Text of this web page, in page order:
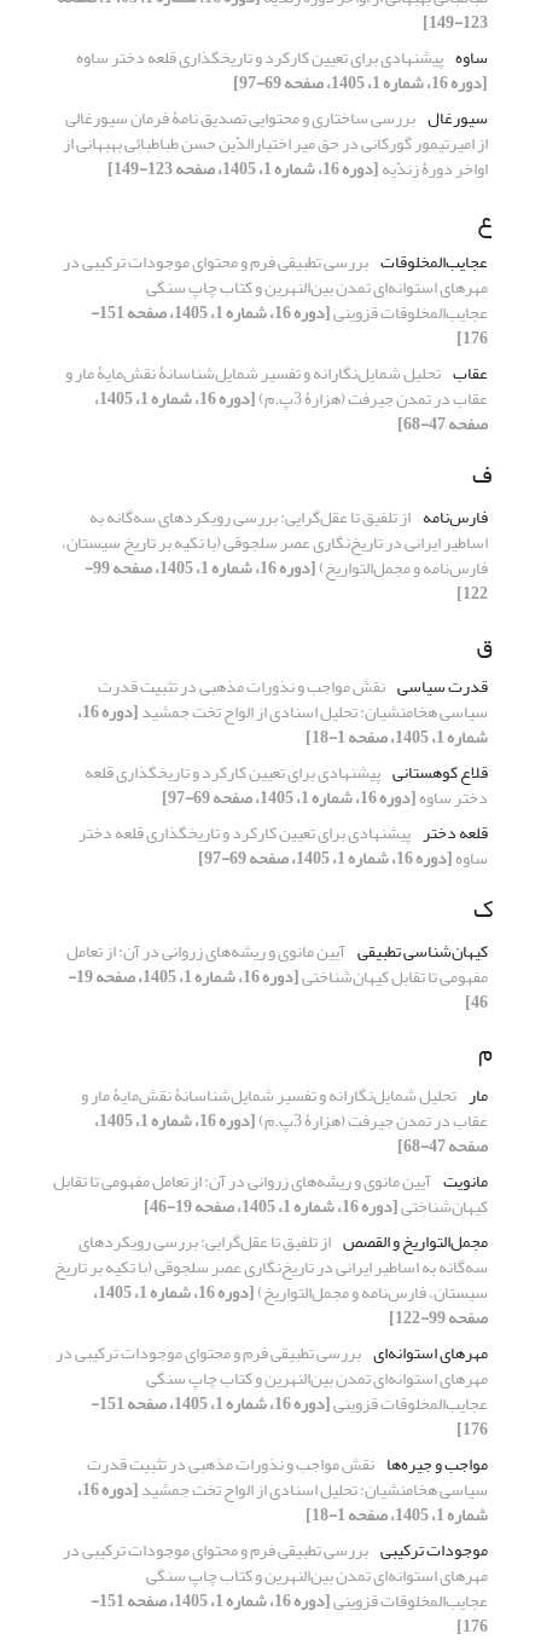
123-149]
ساوه پیشنهادی برای تعیین کارکرد و تاریخگذاری قلعه دختر ساوه
[دوره 16، شماره 1، 1405، صفحه 69-97]
سیورغال بررسی ساختاری و محتوایی تصدیق نامۀ فرمان سیورغالی
از امیرتیمور گورکانی در حق میر اختیارالدّین حسن طباطبائی بهبهانی از
اواخر دورۀ زندّیه[دوره 16، شماره 1، 1405، صفحه 123-149]
ع
عجایب‌المخلوقات بررسی تطبیقی فرم و محتوای موجودات ترکیبی در
مهرهای استوانه‌ای تمدن بین‌النهرین و کتاب چاپ سنگی
عجایب‌المخلوقات قزوینی [دوره 16، شماره 1، 1405، صفحه 151-
176]
عقاب تحلیل شمایل‌نگارانه و تفسیر شمایل‌شناسانۀ نقش‌مایۀ مار و
عقاب در تمدن جیرفت (هزارۀ 3پ.م) [دوره 16، شماره 1، 1405،
صفحه 47-68]
ف
فارس‌نامه از تلفیق تا عقل‌گرایی: بررسی رویکردهای سه‌گانه به
اساطیر ایرانی در تاریخ‌نگاری عصر سلجوقی (با تکیه بر تاریخ سیستان،
فارس‌نامه و مجمل‌التواریخ) [دوره 16، شماره 1، 1405، صفحه 99-
122]
ق
قدرت سیاسی نقش مواجب و نذورات مذهبی در تثبیت قدرت
سیاسی هخامنشیان: تحلیل اسنادی از الواح تخت جمشید [دوره 16،
شماره 1، 1405، صفحه 1-18]
قلاع کوهستانی پیشنهادی برای تعیین کارکرد و تاریخگذاری قلعه
دختر ساوه[دوره 16، شماره 1، 1405، صفحه 69-97]
قلعه دختر پیشنهادی برای تعیین کارکرد و تاریخگذاری قلعه دختر
ساوه[دوره 16، شماره 1، 1405، صفحه 69-97]
ک
کیهان‌شناسی تطبیقی آیین مانوی و ریشه‌های زروانی در آن: از تعامل
مفهومی تا تقابل کیهان‌شناختی [دوره 16، شماره 1، 1405، صفحه 19-
46]
م
مار تحلیل شمایل‌نگارانه و تفسیر شمایل‌شناسانۀ نقش‌مایۀ مار و
عقاب در تمدن جیرفت (هزارۀ 3پ.م) [دوره 16، شماره 1، 1405،
صفحه 47-68]
مانویت آیین مانوی و ریشه‌های زروانی در آن: از تعامل مفهومی تا تقابل
کیهان‌شناختی[دوره 16، شماره 1، 1405، صفحه 19-46]
مجمل‌التواریخ و القصص از تلفیق تا عقل‌گرایی: بررسی رویکردهای
سه‌گانه به اساطیر ایرانی در تاریخ‌نگاری عصر سلجوقی (با تکیه بر تاریخ
سیستان، فارس‌نامه و مجمل‌التواریخ) [دوره 16، شماره 1، 1405،
صفحه 99-122]
مهرهای استوانه‌ای بررسی تطبیقی فرم و محتوای موجودات ترکیبی در
مهرهای استوانه‌ای تمدن بین‌النهرین و کتاب چاپ سنگی
عجایب‌المخلوقات قزوینی [دوره 16، شماره 1، 1405، صفحه 151-
176]
مواجب و جیره‌ها نقش مواجب و نذورات مذهبی در تثبیت قدرت
سیاسی هخامنشیان: تحلیل اسنادی از الواح تخت جمشید [دوره 16،
شماره 1، 1405، صفحه 1-18]
موجودات ترکیبی بررسی تطبیقی فرم و محتوای موجودات ترکیبی در
مهرهای استوانه‌ای تمدن بین‌النهرین و کتاب چاپ سنگی
عجایب‌المخلوقات قزوینی [دوره 16، شماره 1، 1405، صفحه 151-
176]